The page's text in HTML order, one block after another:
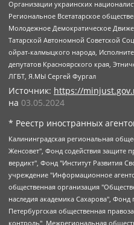
Организации украинских
Региональное Всетатарское
Молодежное Демократическое
Татарской Автономной Советской
ойрат-калмыцкого народа,
депутатов Красноярского края,
ЛГБТ, Я.МЫ Сергей Фургал
Источник: https://
на 03.05.2024
* Реестр иностранных
Калининградская региональная общественная организация "Экозащита!-Женсовет", Фонд содействия защите прав и свобод граждан "Общественный вердикт", Фонд "Институт Развития Свободы Информации", Частное учреждение "Информационное агентство МЕМО. РУ", Региональная общественная организация "Общественная комиссия по сохранению наследия академика Сахарова", Фонд поддержки свободы прессы, Санкт-Петербургская общественная правозащитная организация "Гражданский контроль", Межрегиональная общественная организация "Информационно-просветительский центр "Мемориал", Региональный Фонд "Центр Защиты Прав Средств Массовой Информации", с 05.12.2023 Фонд "Центр Защиты Прав Средств массовой информации", Региональная общественная благотворительная организация помощи беженцам и мигрантам "Гражданское содействие", Негосударственное образовательное учреждение дополнительного профессионального образования (повышение квалификации) специалистов "АКАДЕМИЯ ПО ПРАВАМ ЧЕЛОВЕКА", Свердловская региональная общественная организация "Сутяжник", Автономная некоммерческая организация "Центр независимых социологических исследований", Союз общественных объединений "Российский исследовательский центр по правам человека", Региональное общественное учреждение научно-информационный центр "МЕМОРИАЛ", Некоммерческая организация "Фонд защиты гласности", Автономная некоммерческая организация "Институт прав человека", Городская общественная организация "Екатеринбургское общество "МЕМОРИАЛ", Городская общественная организация "Рязанское историко-просветительское и правозащитное общество "Мемориал" (Рязанский Мемориал), Челябинский региональный орган общественной самодеятельности – женское общественное объединение "Женщины Евразии", Челябинский региональный орган общественной самодеятельности "Уральская правозащитная группа", Фонд содействия защите здоровья и социальной справедливости имени Андрея Рылькова, Автономная Некоммерческая Организация "Аналитический Центр Юрия Левады", Автономная некоммерческая организация социальной поддержки населения "Проект Апрель", Региональная общественная организация помощи женщинам и детям, находящимся в кризисной ситуации "Информационно-методический центр "Анна", Фонд содействия развитию массовых коммуникаций и правовому просвещению "Так-так-Так", Фонд содействия устойчивому развитию "Серебряная тайга", Свердловский региональный общественный фонд социальных проектов "Новое время", "Idel.Реалии", Кавказ.Реалии, Крым.Реалии, Телеканал Настоящее Время, Татаро-башкирская служба Радио Свобода (Azatliq Radiosi), Радио Свободная Европа/Радио Свобода (PCE/PC), "Сибирь.Реалии", "Фактограф", Благотворительный фонд помощи осужденным и их семьям, Автономная некоммерческая организация "Институт глобализации и социальных движений", Фонд "В защиту прав заключенных", Частное учреждение "Центр поддержки и содействия развитию средств массовой информации", Пензенский региональный общественный благотворительный фонд "Гражданский союз", "Север.Реалии", Некоммерческая организация Фонд "Правовая инициатива", Общество с ограниченной ответственностью "Радио Свободная Европа/Радио Свобода", Чешское информационное агентство "MEDIUM-ORIENT", Красноярская региональная общественная организация "Мы против СПИДа", Камалягин Денис Николаевич, Маркелов Сергей Евгеньевич, Пономарев Лев Александрович, Савицкая Людмила Алексеевна, Автономная некоммерческая организация "Центр по работе с проблемой насилия "НАСИЛИЮ.НЕТ", Межрегиональный профессиональный союз работников здравоохранения "Альянс врачей", Юридическое лицо, зарегистрированное в Латвийской Республике, SIA "Medusa Project" (регистрационный номер 40103797863, дата регистрации 10.06.2014), Некоммерческая организация "Фонд по борьбе с коррупцией", Автономная некоммерческая организация "Институт права и публичной политики", Баданин Роман Сергеевич, Гликин Максим Александрович, Железнова Мария Михайловна, Лукьянова Юлия Сергеевна, Маетная Елизавета Витальевна, Маняхин Петр Борисович, Чуракова Ольга Владимировна, Ярош Юлия Петровна, Юридическое лицо "The Insider SIA", зарегистрированное в Риге, Латвийская Республика (дата регистрации 26.06.2015), являющееся администратором доменного имени интернет-издания "The Insider SIA", https://theins.ru, Постернак Алексей Евгеньевич, Рубин Михаил Аркадьевич, Анин Роман Александрович, Юридическое лицо Istories fonds, зарегистрированное в Латвийской Республике (регистрационный номер 50008295751, дата регистрации 24.02.2020), Великовский Дмитрий Александрович, Долинина Ирина Николаевна, Мароховская Алеся Алексеевна, Шлейнов Роман Юрьевич, Шмагун Олеся Валентиновна, Общество с ограниченной ответственностью "Альтаир 2021", Общество с ограниченной ответственностью "Вега 2021", Общество с ограниченной ответственностью "Главный редактор 2021", Общество с ограниченной ответственностью "Ромашки монолит", Важенков Артем Валерьевич, Ивановская областная общественная организация "Центр гендерных исследований", Гурман Юрий Альбертович, Медиапроект "ОВД-Инфо", Егоров Владимир Владимирович,